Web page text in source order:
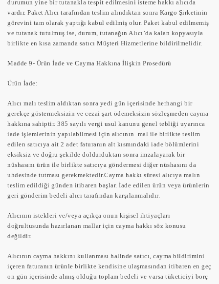
durumun yine bir tutanakla tespit edilmesini isteme hakkı alıcıda
vardır. Paket Alıcı tarafından teslim alındıktan sonra Kargo Şirketinin
görevini tam olarak yaptığı kabul edilmiş olur. Paket kabul edilmemiş
ve tutanak tutulmuş ise, durum, tutanağın Alıcı’da kalan kopyasıyla
birlikte en kısa zamanda satıcı Müşteri Hizmetlerine bildirilmelidir.
Madde 9- Ürün İade ve Cayma Hakkına İlişkin Prosedürü
Ürün İade:
Alıcı malı teslim aldıktan sonra yedi gün içerisinde herhangi bir
gerekçe göstermeksizin ve cezai şart ödemeksizin sözleşmeden cayma
hakkına sahiptir. 385 sayılı vergi usul kanunu genel tebliği uyarınca
iade işlemlerinin yapılabilmesi için alıcının mal ile birlikte teslim
edilen satıcıya ait 2 adet faturanın alt kısmındaki iade bölümlerini
eksiksiz ve doğru şekilde doldurduktan sonra imzalayarak bir
nüshasını ürün ile birlikte satıcıya göndermesi diğer nüshasını da
uhdesinde tutması gerekmektedir.Cayma hakkı süresi alıcıya malın
teslim edildiği günden itibaren başlar. İade edilen ürün veya ürünlerin
geri gönderim bedeli alıcı tarafından karşılanmalıdır.
Alıcının istekleri ve/veya açıkça onun kişisel ihtiyaçları
doğrultusunda hazırlanan mallar için cayma hakkı söz konusu
değildir.
Alıcının cayma hakkını kullanması halinde satıcı, cayma bildirimini
içeren faturanın ürünle birlikte kendisine ulaşmasından itibaren en geç
on gün içerisinde almış olduğu toplam bedeli ve varsa tüketiciyi borç